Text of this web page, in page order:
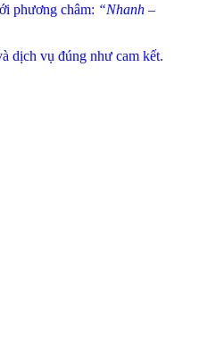
phương châm: “Nhanh –
dịch vụ đúng như cam kết.